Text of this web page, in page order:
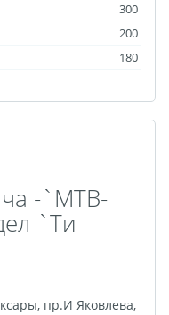
300
200
180
-`МТВ-
`Ти
, пр.И Яковлева,